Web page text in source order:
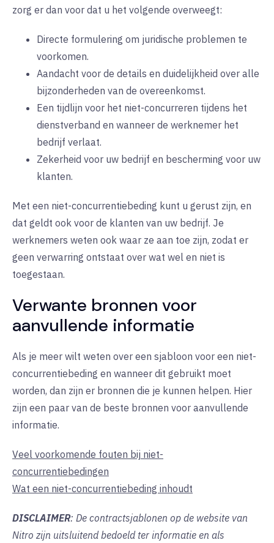
zorg er dan voor dat u het volgende overweegt:
Directe formulering om juridische problemen te
voorkomen.
Aandacht voor de details en duidelijkheid over alle
bijzonderheden van de overeenkomst.
Een tijdlijn voor het niet-concurreren tijdens het
dienstverband en wanneer de werknemer het
bedrijf verlaat.
Zekerheid voor uw bedrijf en bescherming voor uw
klanten.
Met een niet-concurrentiebeding kunt u gerust zijn, en
dat geldt ook voor de klanten van uw bedrijf. Je
werknemers weten ook waar ze aan toe zijn, zodat er
geen verwarring ontstaat over wat wel en niet is
toegestaan.
Verwante bronnen voor
aanvullende informatie
Als je meer wilt weten over een sjabloon voor een niet-
concurrentiebeding en wanneer dit gebruikt moet
worden, dan zijn er bronnen die je kunnen helpen. Hier
zijn een paar van de beste bronnen voor aanvullende
informatie.
Veel voorkomende fouten bij niet-
concurrentiebedingen
Wat een niet-concurrentiebeding inhoudt
DISCLAIMER: De contractsjablonen op de website van
Nitro zijn uitsluitend bedoeld ter informatie en als